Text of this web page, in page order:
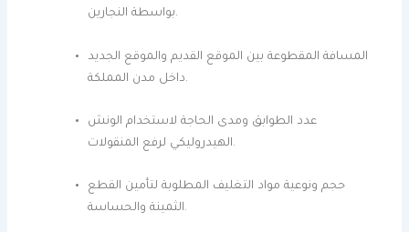
بواسطة النجارين.
المسافة المقطوعة بين الموقع القديم والموقع الجديد
داخل مدن المملكة.
عدد الطوابق ومدى الحاجة لاستخدام الونش
الهيدروليكي لرفع المنقولات.
حجم ونوعية مواد التغليف المطلوبة لتأمين القطع
الثمينة والحساسة.